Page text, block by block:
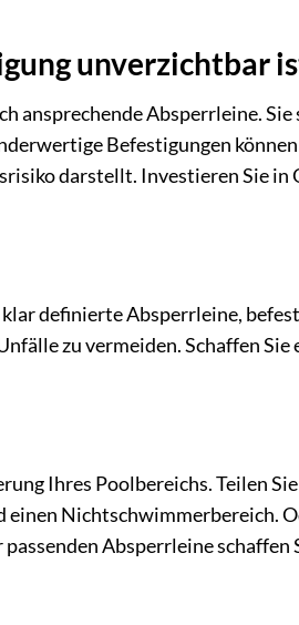
unverzichtbar
ansprechende Absperrleine. Sie
Befestigungen
darstellt. Investieren Sie in
definierte Absperrleine,
zu vermeiden. Schaffen Sie
Ihres Poolbereichs. Teilen
Nichtschwimmerbereich.
Absperrleine schaffen